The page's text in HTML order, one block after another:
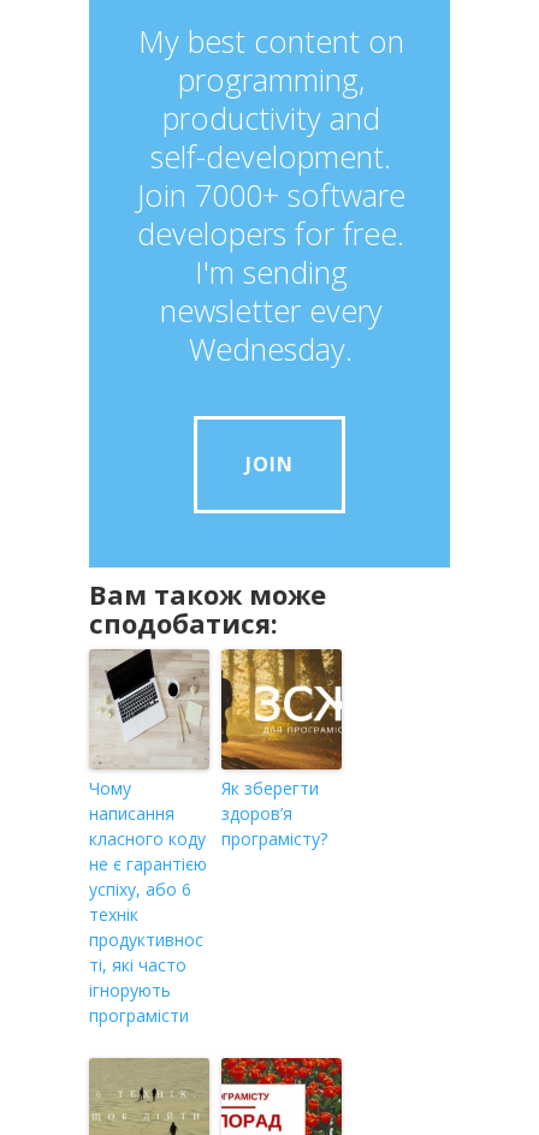
My best content on
programming,
productivity and
self-development.
Join 7000+ software
developers for free.
I'm sending
newsletter every
Wednesday.
JOIN
Вам також може
сподобатися:
Чому
написання
класного коду
не є гарантією
успіху, або 6
технік
продуктивнос
ті, які часто
ігнорують
програмісти
Як зберегти
здоров’я
програмісту?